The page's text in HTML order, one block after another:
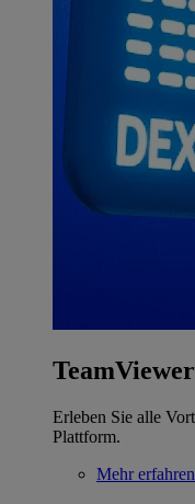
Erleben Sie alle
Plattform.
Mehr erfahren